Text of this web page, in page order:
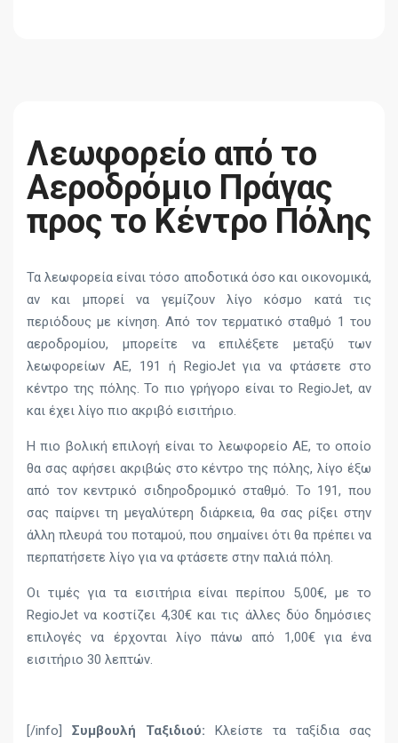
Λεωφορείο από το
Αεροδρόμιο Πράγας
προς το Κέντρο Πόλης
Τα λεωφορεία είναι τόσο αποδοτικά όσο και οικονομικά,
αν και μπορεί να γεμίζουν λίγο κόσμο κατά τις
περιόδους με κίνηση. Από τον τερματικό σταθμό 1 του
αεροδρομίου, μπορείτε να επιλέξετε μεταξύ των
λεωφορείων AE, 191 ή RegioJet για να φτάσετε στο
κέντρο της πόλης. Το πιο γρήγορο είναι το RegioJet, αν
και έχει λίγο πιο ακριβό εισιτήριο.
Η πιο βολική επιλογή είναι το λεωφορείο AE, το οποίο
θα σας αφήσει ακριβώς στο κέντρο της πόλης, λίγο έξω
από τον κεντρικό σιδηροδρομικό σταθμό. Το 191, που
σας παίρνει τη μεγαλύτερη διάρκεια, θα σας ρίξει στην
άλλη πλευρά του ποταμού, που σημαίνει ότι θα πρέπει να
περπατήσετε λίγο για να φτάσετε στην παλιά πόλη.
Οι τιμές για τα εισιτήρια είναι περίπου 5,00€, με το
RegioJet να κοστίζει 4,30€ και τις άλλες δύο δημόσιες
επιλογές να έρχονται λίγο πάνω από 1,00€ για ένα
εισιτήριο 30 λεπτών.
[/info] Συμβουλή Ταξιδιού: Κλείστε τα ταξίδια σας